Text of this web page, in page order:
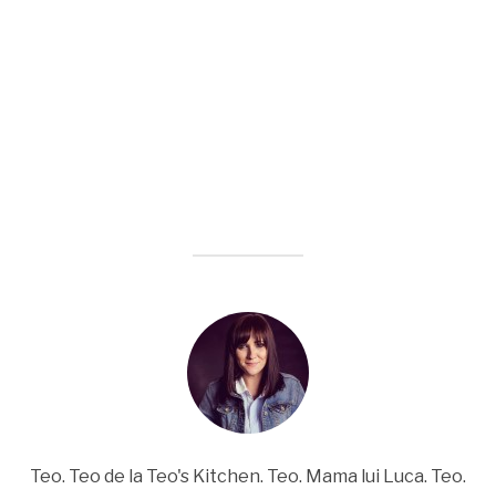
Teo. Teo de la Teo's Kitchen. Teo. Mama lui Luca. Teo.